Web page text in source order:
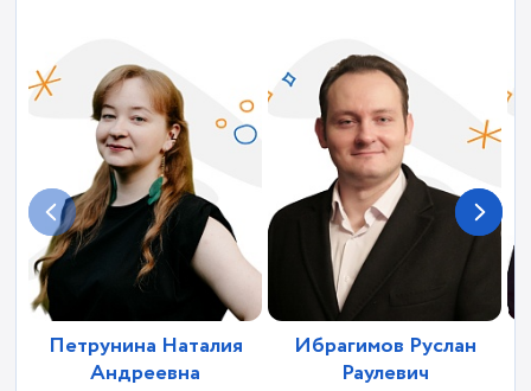
Петрунина Наталия
Андреевна
Ибрагимов Руслан
Раулевич